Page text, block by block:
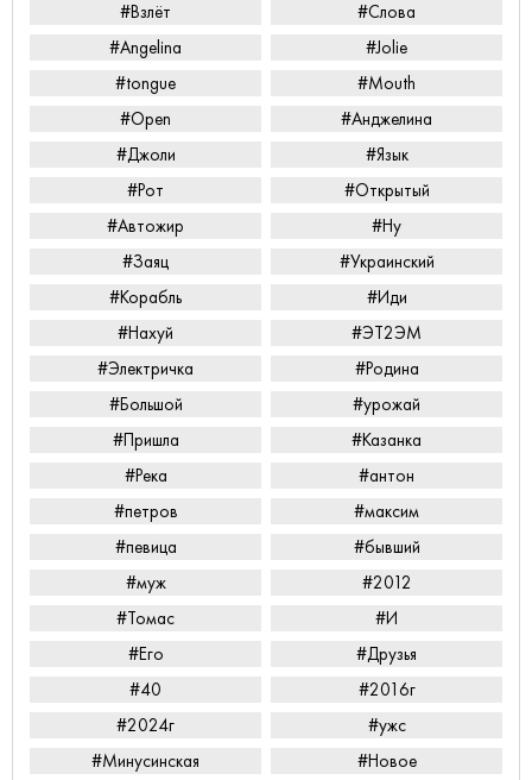
#Взлёт
#Слова
#Angelina
#Jolie
#tongue
#Mouth
#Open
#Анджелина
#Джоли
#Язык
#Рот
#Открытый
#Автожир
#Ну
#Заяц
#Украинский
#Корабль
#Иди
#Нахуй
#ЭТ2ЭМ
#Электричка
#Родина
#Большой
#урожай
#Пришла
#Казанка
#Река
#антон
#петров
#максим
#певица
#бывший
#муж
#2012
#Томас
#И
#Его
#Друзья
#40
#2016г
#2024г
#ужс
#Минусинская
#Новое